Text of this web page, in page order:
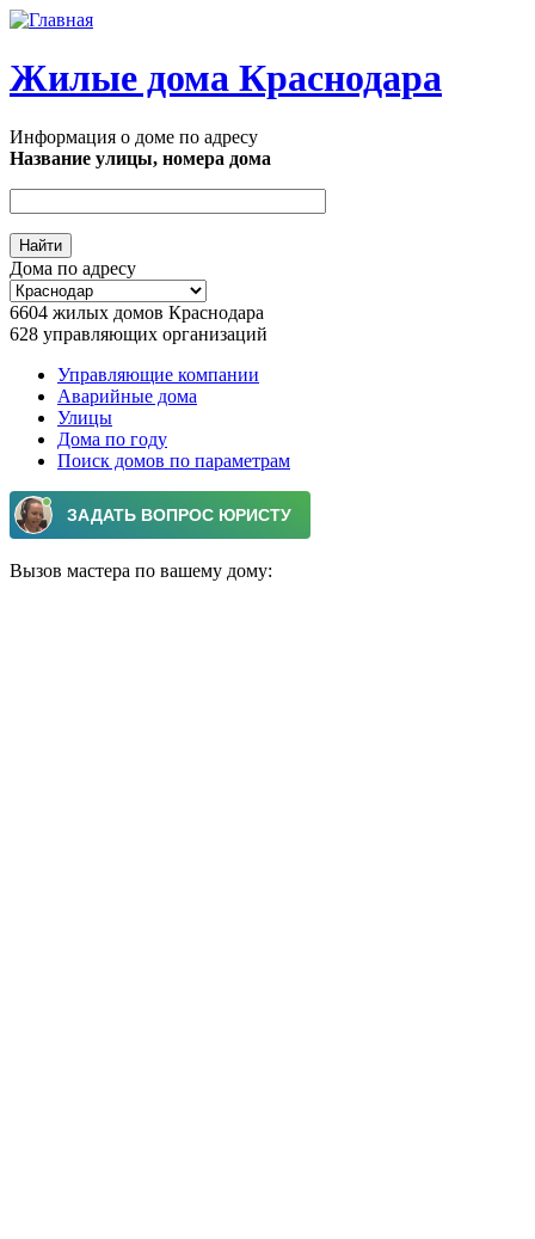
Перейти к основному содержанию
Жилые дома Краснодара
Информация о доме по адресу
Название улицы, номера дома
Дома по адресу
6604 жилых домов Краснодара
628 управляющих организаций
Главное меню
Управляющие компании
Аварийные дома
Улицы
Дома по году
Поиск домов по параметрам
Вызов мастера по вашему дому: